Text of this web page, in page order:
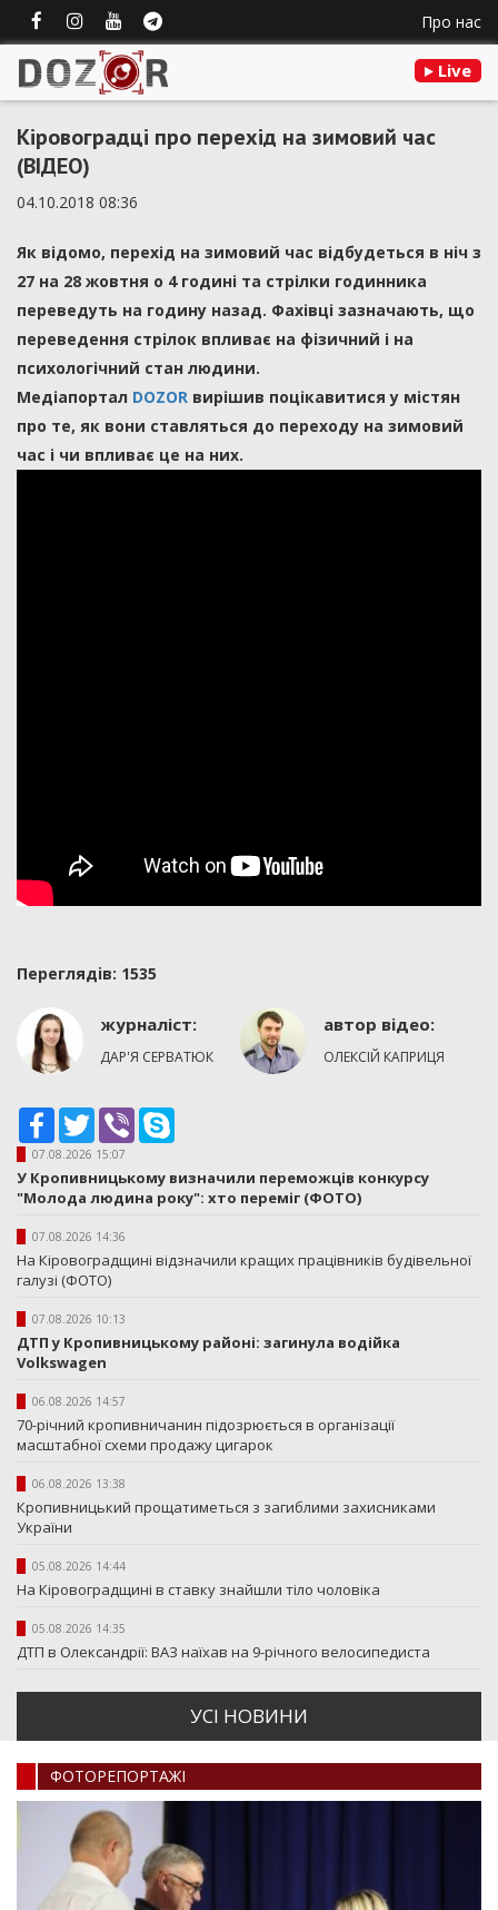
Про нас
Live
Кіровоградці про перехід на зимовий час
(ВІДЕО)
04.10.2018 08:36
Як відомо, перехід на зимовий час відбудеться в ніч з
27 на 28 жовтня о 4 годині та стрілки годинника
переведуть на годину назад. Фахівці зазначають, що
переведення стрілок впливає на фізичний і на
психологічний стан людини.
Медіапортал DOZOR вирішив поцікавитися у містян
про те, як вони ставляться до переходу на зимовий
час і чи впливає це на них.
Переглядiв: 1535
журналіст:
ДАР'Я СЕРВАТЮК
автор вiдео:
ОЛЕКСІЙ КАПРИЦЯ
Facebook
TwitterViber
07.08.2026 15:07
У Кропивницькому визначили переможців конкурсу
"Молода людина року": хто переміг (ФОТО)
07.08.2026 14:36
На Кіровоградщині відзначили кращих працівників будівельної
галузі (ФОТО)
07.08.2026 10:13
ДТП у Кропивницькому районі: загинула водійка
Volkswagen
06.08.2026 14:57
70-річний кропивничанин підозрюється в організації
масштабної схеми продажу цигарок
06.08.2026 13:38
Кропивницький прощатиметься з загиблими захисниками
України
05.08.2026 14:44
На Кіровоградщині в ставку знайшли тіло чоловіка
05.08.2026 14:35
ДТП в Олександрії: ВАЗ наїхав на 9-річного велосипедиста
УСI НОВИНИ
ФОТОРЕПОРТАЖI